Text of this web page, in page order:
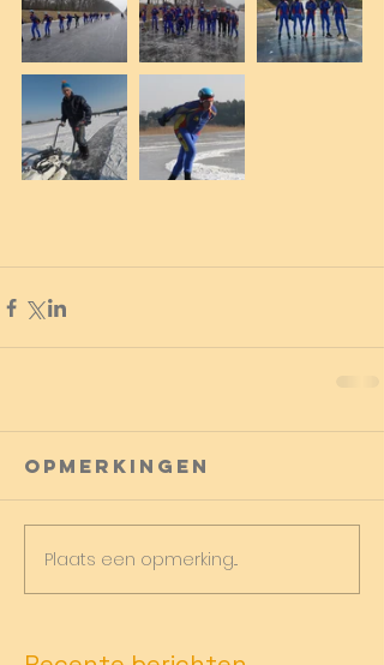
Opmerkingen
Plaats een opmerking...